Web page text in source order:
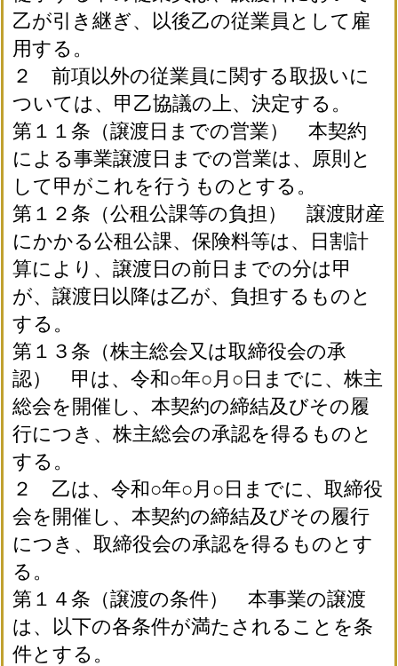
乙が引き継ぎ、以後乙の従業員として雇
用する。
２ 前項以外の従業員に関する取扱いに
ついては、甲乙協議の上、決定する。
第１１条（譲渡日までの営業） 本契約
による事業譲渡日までの営業は、原則と
して甲がこれを行うものとする。
第１２条（公租公課等の負担） 譲渡財産
にかかる公租公課、保険料等は、日割計
算により、譲渡日の前日までの分は甲
が、譲渡日以降は乙が、負担するものと
する。
第１３条（株主総会又は取締役会の承
認） 甲は、令和○年○月○日までに、株主
総会を開催し、本契約の締結及びその履
行につき、株主総会の承認を得るものと
する。
２ 乙は、令和○年○月○日までに、取締役
会を開催し、本契約の締結及びその履行
につき、取締役会の承認を得るものとす
る。
第１４条（譲渡の条件） 本事業の譲渡
は、以下の各条件が満たされることを条
件とする。